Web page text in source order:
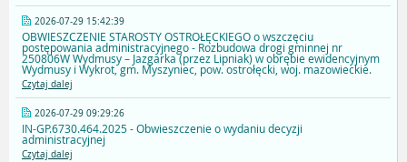
2026-07-29 15:42:39
OBWIESZCZENIE STAROSTY OSTROŁĘCKIEGO o wszczęciu
postępowania administracyjnego - Rozbudowa drogi gminnej nr
250806W Wydmusy – Jazgarka (przez Lipniak) w obrębie ewidencyjnym
Wydmusy i Wykrot, gm. Myszyniec, pow. ostrołęcki, woj. mazowieckie.
Czytaj dalej
2026-07-29 09:29:26
IN-GP.6730.464.2025 - Obwieszczenie o wydaniu decyzji
administracyjnej
Czytaj dalej